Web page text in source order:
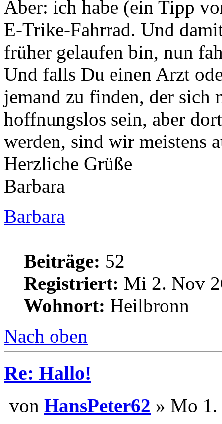
Aber: ich habe (ein Tipp
E-Trike-Fahrrad. Und
früher gelaufen bin, nun
Und falls Du einen Arzt
jemand zu finden, der sich
hoffnungslos sein, aber
werden, sind wir meistens
Herzliche Grüße
Barbara
Barbara
Beiträge: 52
Registriert: Mi 2. Nov
Wohnort: Heilbronn
Nach oben
Re: Hallo!
von HansPeter62 » Mo 1.